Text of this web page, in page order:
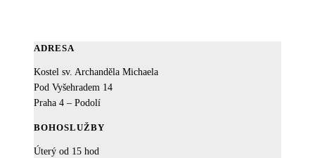
ADRESA
Kostel sv. Archanděla Michaela
Pod Vyšehradem 14
Praha 4 – Podolí
BOHOSLUŽBY
Úterý od 15 hod